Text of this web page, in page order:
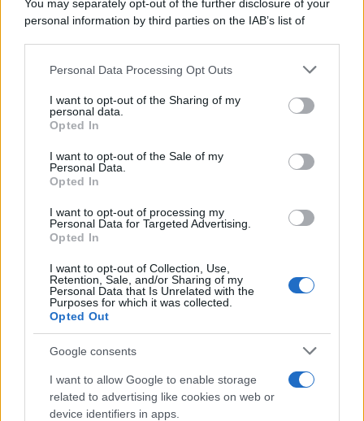
You may separately opt-out of the further disclosure of your
personal information by third parties on the IAB’s list of
This information may also be disclosed by us to third parties
disclose it to other third parties.
Please note that this website/app uses one or more Google
services and may gather and store information including but
not limited to your visit or usage behaviour. You may click to
grant or deny consent to Google and its third-party tags to
consent section.
Personal Data Processing Opt Outs
I want to opt-out of the Sharing of my
personal data.
Opted In
I want to opt-out of the Sale of my
Personal Data.
Opted In
I want to opt-out of processing my
Personal Data for Targeted Advertising.
Opted In
I want to opt-out of Collection, Use,
Retention, Sale, and/or Sharing of my
Personal Data that Is Unrelated with the
Purposes for which it was collected.
Opted Out
Google consents
I want to allow Google to enable storage
related to advertising like cookies on web or
device identifiers in apps.